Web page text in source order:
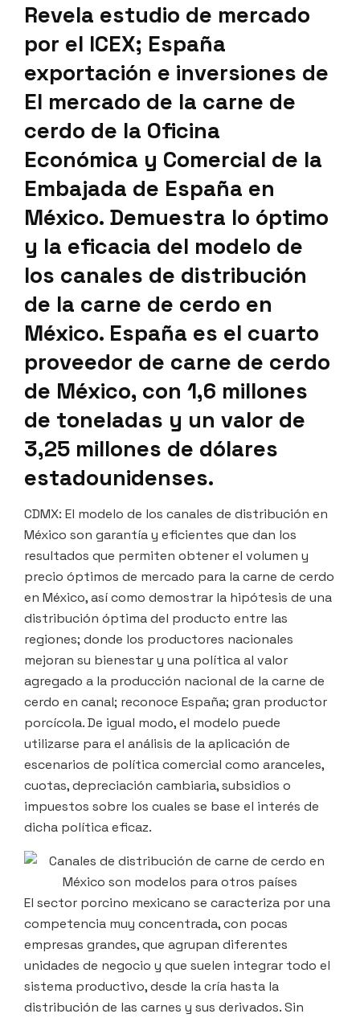
Revela estudio de mercado
por el ICEX; España
exportación e inversiones de
El mercado de la carne de
cerdo de la Oficina
Económica y Comercial de la
Embajada de España en
México. Demuestra lo óptimo
y la eficacia del modelo de
los canales de distribución
de la carne de cerdo en
México. España es el cuarto
proveedor de carne de cerdo
de México, con 1,6 millones
de toneladas y un valor de
3,25 millones de dólares
estadounidenses.
CDMX: El modelo de los canales de distribución en
México son garantía y eficientes que dan los
resultados que permiten obtener el volumen y
precio óptimos de mercado para la carne de cerdo
en México, así como demostrar la hipótesis de una
distribución óptima del producto entre las
regiones; donde los productores nacionales
mejoran su bienestar y una política al valor
agregado a la producción nacional de la carne de
cerdo en canal; reconoce España; gran productor
porcícola. De igual modo, el modelo puede
utilizarse para el análisis de la aplicación de
escenarios de política comercial como aranceles,
cuotas, depreciación cambiaria, subsidios o
impuestos sobre los cuales se base el interés de
dicha política eficaz.
El sector porcino mexicano se caracteriza por una
competencia muy concentrada, con pocas
empresas grandes, que agrupan diferentes
unidades de negocio y que suelen integrar todo el
sistema productivo, desde la cría hasta la
distribución de las carnes y sus derivados. Sin